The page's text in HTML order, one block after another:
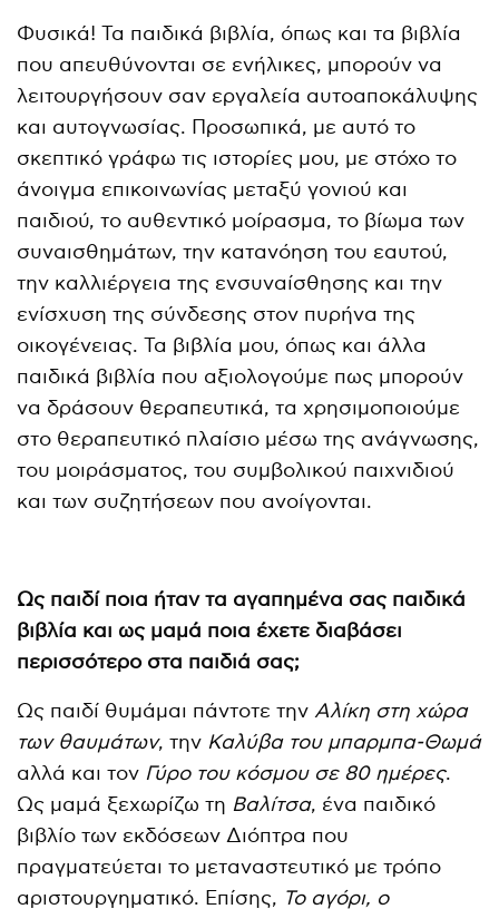
Φυσικά! Τα παιδικά βιβλία, όπως και τα βιβλία
που απευθύνονται σε ενήλικες, μπορούν να
λειτουργήσουν σαν εργαλεία αυτοαποκάλυψης
και αυτογνωσίας. Προσωπικά, με αυτό το
σκεπτικό γράφω τις ιστορίες μου, με στόχο το
άνοιγμα επικοινωνίας μεταξύ γονιού και
παιδιού, το αυθεντικό μοίρασμα, το βίωμα των
συναισθημάτων, την κατανόηση του εαυτού,
την καλλιέργεια της ενσυναίσθησης και την
ενίσχυση της σύνδεσης στον πυρήνα της
οικογένειας. Τα βιβλία μου, όπως και άλλα
παιδικά βιβλία που αξιολογούμε πως μπορούν
να δράσουν θεραπευτικά, τα χρησιμοποιούμε
στο θεραπευτικό πλαίσιο μέσω της ανάγνωσης,
του μοιράσματος, του συμβολικού παιχνιδιού
και των συζητήσεων που ανοίγονται.
Ως παιδί ποια ήταν τα αγαπημένα σας παιδικά
βιβλία και ως μαμά ποια έχετε διαβάσει
περισσότερο στα παιδιά σας;
Ως παιδί θυμάμαι πάντοτε τηνΑλίκη στη χώρα
των θαυμάτων, την Καλύβα του μπαρμπα-Θωμά
αλλά και τον Γύρο του κόσμου σε 80 ημέρες.
Ως μαμά ξεχωρίζω τη Βαλίτσα, ένα παιδικό
βιβλίο των εκδόσεων Διόπτρα που
πραγματεύεται το μεταναστευτικό με τρόπο
αριστουργηματικό. Επίσης, Το αγόρι, ο